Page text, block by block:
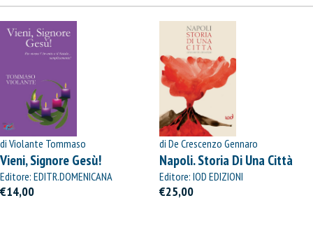
di Violante Tommaso
Vieni, Signore Gesù!
Editore: EDITR.DOMENICANA
ITALIANA
€14,00
di De Crescenzo Gennaro
Napoli. Storia Di Una Città
Editore: IOD EDIZIONI
€25,00